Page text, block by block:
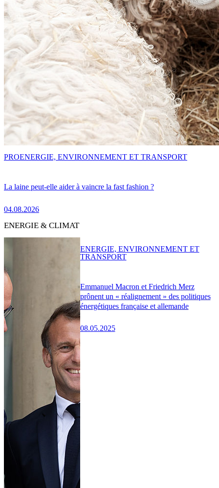
La laine peut-elle aider à vaincre la fast fashion ?
04.08.2026
PROENERGIE, ENVIRONNEMENT ET TRANSPORT
ENERGIE & CLIMAT
Emmanuel Macron et Friedrich Merz
prônent un « réalignement » des politiques
énergétiques française et allemande
08.05.2025
ENERGIE, ENVIRONNEMENT ET
TRANSPORT